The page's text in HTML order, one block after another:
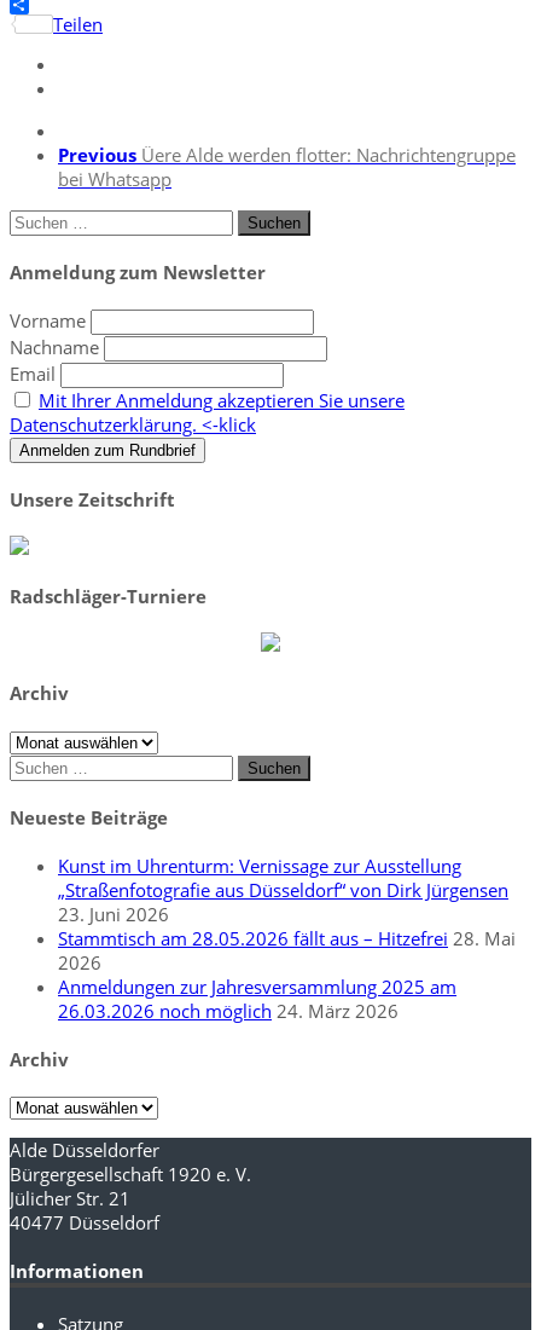
Facebook
Teilen
Previous Üere Alde werden flotter: Nachrichtengruppe
bei Whatsapp
Suchen
Anmeldung zum Newsletter
Vorname
Nachname
Email
Mit Ihrer Anmeldung akzeptieren Sie unsere
Datenschutzerklärung. <-klick
Unsere Zeitschrift
Radschläger-Turniere
Archiv
Archiv
Suchen
nach:
Neueste Beiträge
Kunst im Uhrenturm: Vernissage zur Ausstellung
„Straßenfotografie aus Düsseldorf“ von Dirk Jürgensen
23. Juni 2026
Stammtisch am 28.05.2026 fällt aus – Hitzefrei 28. Mai
2026
Anmeldungen zur Jahresversammlung 2025 am
26.03.2026 noch möglich 24. März 2026
Archiv
Archiv
Alde Düsseldorfer
Bürgergesellschaft 1920 e. V.
Jülicher Str. 21
40477 Düsseldorf
Informationen
Satzung